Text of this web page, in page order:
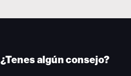
¿Tenes algún consejo?